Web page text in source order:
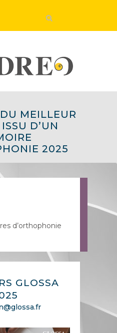
MEILLEUR
D’UN
2025
d’orthophonie
GLOSSA